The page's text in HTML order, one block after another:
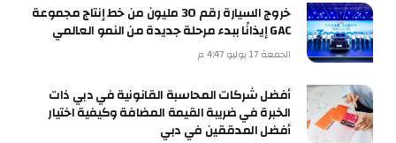
خروج السيارة رقم 30 مليون من خط إنتاج مجموعة
GAC إيذانًا ببدء مرحلة جديدة من النمو العالمي
الجمعة 17 يوليو 4:47 م
أفضل شركات المحاسبة القانونية في دبي ذات
الخبرة في ضريبة القيمة المضافة وكيفية اختيار
أفضل المدققين في دبي